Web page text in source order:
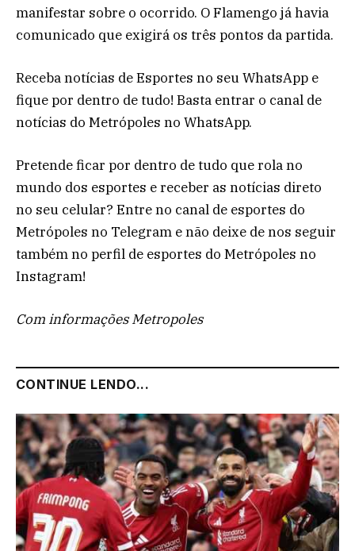
manifestar sobre o ocorrido. O Flamengo já havia
comunicado que exigirá os três pontos da partida.
Receba notícias de Esportes no seu WhatsApp e
fique por dentro de tudo! Basta entrar o canal de
notícias do Metrópoles no WhatsApp.
Pretende ficar por dentro de tudo que rola no
mundo dos esportes e receber as notícias direto
no seu celular? Entre no canal de esportes do
Metrópoles no Telegram e não deixe de nos seguir
também no perfil de esportes do Metrópoles no
Instagram!
Com informações Metropoles
CONTINUE LENDO...